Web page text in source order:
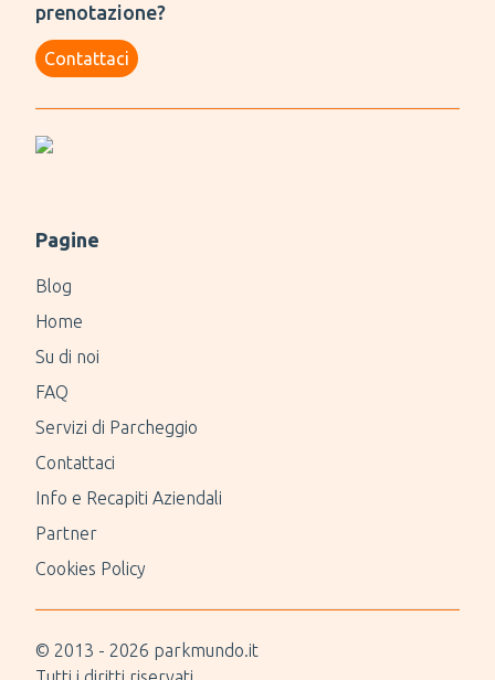
prenotazione?
Contattaci
Pagine
Blog
Home
Su di noi
FAQ
Servizi di Parcheggio
Contattaci
Info e Recapiti Aziendali
Partner
Cookies Policy
© 2013 - 2026 parkmundo.it